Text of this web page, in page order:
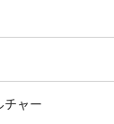
チャー